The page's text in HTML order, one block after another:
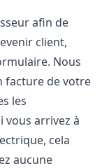
afin de
client,
Nous
facture de votre
les
vous arrivez à
cela
aucune